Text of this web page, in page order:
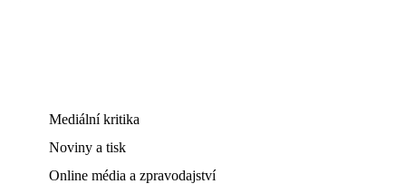
Mediální kritika
Noviny a tisk
Online média a zpravodajství